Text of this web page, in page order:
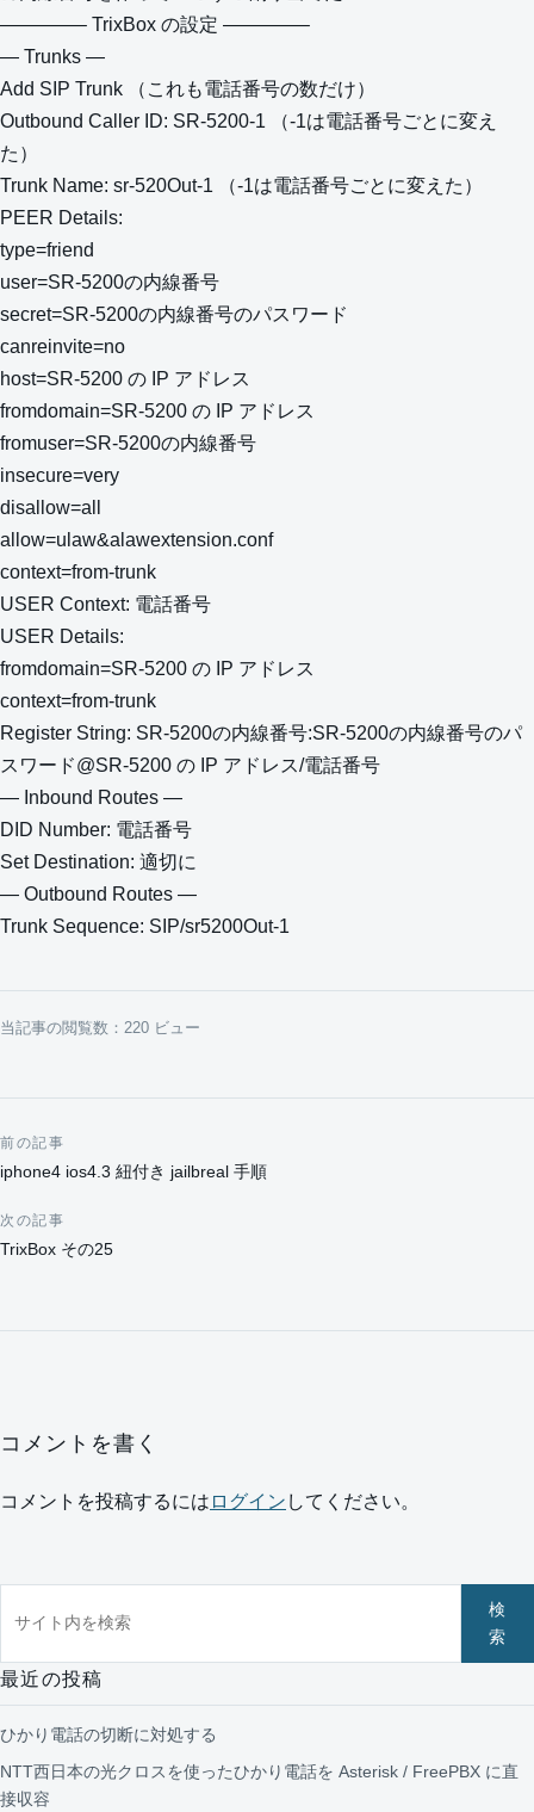
————– TrixBox の設定 ————–
— Trunks —
Add SIP Trunk （これも電話番号の数だけ）
Outbound Caller ID: SR-5200-1 （-1は電話番号ごとに変え
た）
Trunk Name: sr-520Out-1 （-1は電話番号ごとに変えた）
PEER Details:
type=friend
user=SR-5200の内線番号
secret=SR-5200の内線番号のパスワード
canreinvite=no
host=SR-5200 の IP アドレス
fromdomain=SR-5200 の IP アドレス
fromuser=SR-5200の内線番号
insecure=very
disallow=all
allow=ulaw&alawextension.conf
context=from-trunk
USER Context: 電話番号
USER Details:
fromdomain=SR-5200 の IP アドレス
context=from-trunk
Register String: SR-5200の内線番号:SR-5200の内線番号のパ
スワード@SR-5200 の IP アドレス/電話番号
— Inbound Routes —
DID Number: 電話番号
Set Destination: 適切に
— Outbound Routes —
Trunk Sequence: SIP/sr5200Out-1
当記事の閲覧数：220 ビュー
投稿ナビゲーション
前の記事
iphone4 ios4.3 紐付き jailbreal 手順
次の記事
TrixBox その25
コメントを書く
コメントを投稿するには ログイン してください。
検
索
最近の投稿
ひかり電話の切断に対処する
NTT西日本の光クロスを使ったひかり電話を Asterisk / FreePBX に直
接収容